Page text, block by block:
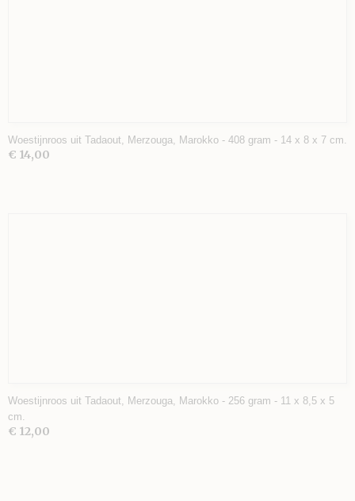
Woestijnroos uit Tadaout, Merzouga, Marokko - 408 gram - 14 x 8 x 7 cm.
€ 14,00
Woestijnroos uit Tadaout, Merzouga, Marokko - 256 gram - 11 x 8,5 x 5
cm.
€ 12,00